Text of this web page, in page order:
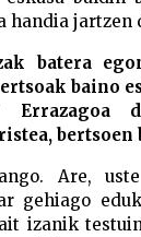
handia jartzen
batera
baino
Errazagoa
bertsoen
Are,
gehiago
izanik